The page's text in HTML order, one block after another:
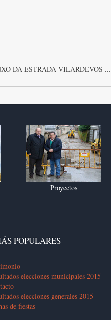
DA ESTRADA VILARDEVOS ...
Proyectos
POPULARES
elecciones municipales 2015
elecciones generales 2015
de fiestas